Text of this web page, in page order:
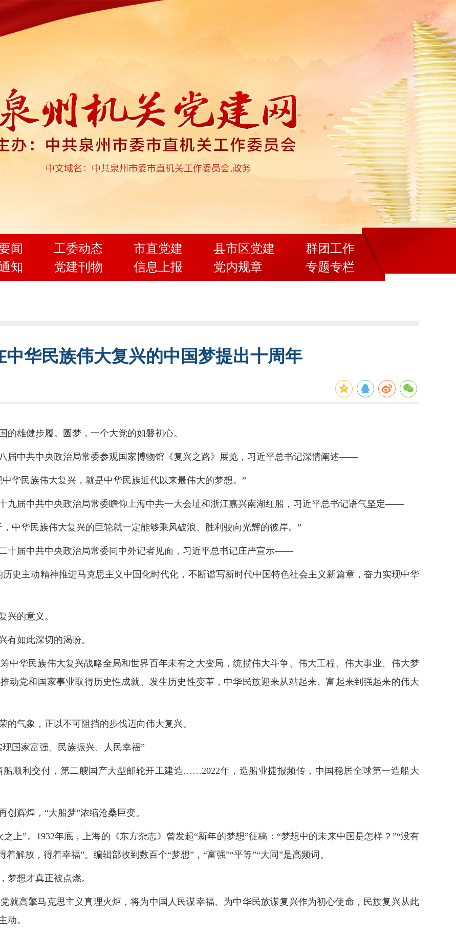
闻
知
工委动态
党建刊物
市直党建
信息上报
县市区党建
党内规章
群团工作
专题专栏
华民族伟大复兴的中国梦提出十周年
雄健步履。圆梦，一个大党的如磐初心。
届中共中央政治局常委参观国家博物馆《复兴之路》展览，习近平总书记深情阐述——
华民族伟大复兴，就是中华民族近代以来最伟大的梦想。”
九届中共中央政治局常委瞻仰上海中共一大会址和浙江嘉兴南湖红船，习近平总书记语气坚定——
中华民族伟大复兴的巨轮就一定能够乘风破浪、胜利驶向光辉的彼岸。”
十届中共中央政治局常委同中外记者见面，习近平总书记庄严宣示——
史主动精神推进马克思主义中国化时代化，不断谱写新时代中国特色社会主义新篇章，奋力实现中华
兴的意义。
有如此深切的渴盼。
中华民族伟大复兴战略全局和世界百年未有之大变局，统揽伟大斗争、伟大工程、伟大事业、伟大梦
动党和国家事业取得历史性成就、发生历史性变革，中华民族迎来从站起来、富起来到强起来的伟大
气象，正以不可阻挡的步伐迈向伟大复兴。
国家富强、民族振兴、人民幸福”
顺利交付，第二艘国产大型邮轮开工建造……2022年，造船业捷报频传，中国稳居全球第一造船大
辉煌，“大船梦”浓缩沧桑巨变。
上”。1932年底，上海的《东方杂志》曾发起“新年的梦想”征稿：“梦想中的未来中国是怎样？”“没有
解放，得着幸福”。编辑部收到数百个“梦想”，“富强”“平等”“大同”是高频词。
梦想才真正被点燃。
就高擎马克思主义真理火炬，将为中国人民谋幸福、为中华民族谋复兴作为初心使命，民族复兴从此
动。